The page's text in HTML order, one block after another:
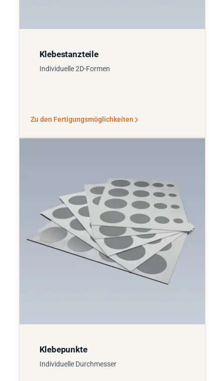
Klebestanzteile
Individuelle 2D-Formen
Zu den Fertigungsmöglichkeiten
Klebepunkte
Individuelle Durchmesser